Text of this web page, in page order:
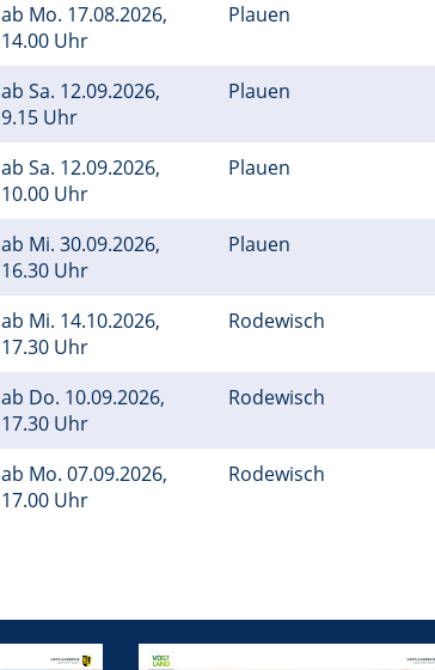
ab Mo. 17.08.2026,
14.00 Uhr
Plauen
ab Sa. 12.09.2026,
9.15 Uhr
Plauen
ab Sa. 12.09.2026,
10.00 Uhr
Plauen
ab Mi. 30.09.2026,
16.30 Uhr
Plauen
ab Mi. 14.10.2026,
17.30 Uhr
Rodewisch
ab Do. 10.09.2026,
17.30 Uhr
Rodewisch
ab Mo. 07.09.2026,
17.00 Uhr
Rodewisch